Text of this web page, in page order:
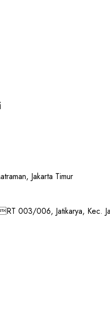
Jakarta Timur
003/006, Jatikarya, Kec.